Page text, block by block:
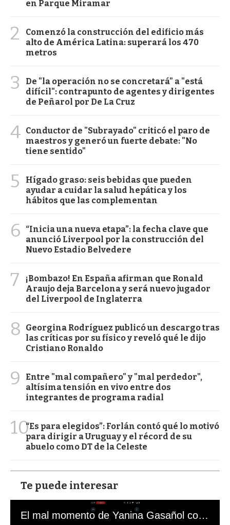
en Parque Miramar
2
Comenzó la construcción del edificio más
alto de América Latina: superará los 470
metros
3
De "la operación no se concretará" a "está
difícil": contrapunto de agentes y dirigentes
de Peñarol por De La Cruz
4 Conductor de "Subrayado" criticó el paro de
maestros y generó un fuerte debate: "No
tiene sentido"
5
Hígado graso: seis bebidas que pueden
ayudar a cuidar la salud hepática y los
hábitos que las complementan
6
“Inicia una nueva etapa”: la fecha clave que
anunció Liverpool por la construcción del
Nuevo Estadio Belvedere
7
¡Bombazo! En España afirman que Ronald
Araujo deja Barcelona y será nuevo jugador
del Liverpool de Inglaterra
8
Georgina Rodríguez publicó un descargo tras
las críticas por su físico y reveló qué le dijo
Cristiano Ronaldo
9
Entre "mal compañero" y "mal perdedor",
altísima tensión en vivo entre dos
integrantes de programa radial
10“Es para elegidos”: Forlán contó qué lo motivó
para dirigir a Uruguay y el récord de su
abuelo como DT de la Celeste
Te puede interesar
El mal momento de Yanina Gasañol con un hincha argentino en "Subrayado"